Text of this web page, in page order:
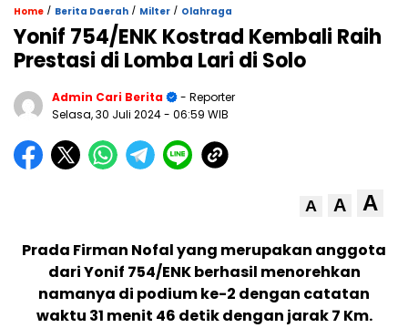
Home / Berita Daerah / Milter / Olahraga
Yonif 754/ENK Kostrad Kembali Raih
Prestasi di Lomba Lari di Solo
Admin Cari Berita
- Reporter
Selasa, 30 Juli 2024- 06:59 WIB
A A A
Prada Firman Nofal yang merupakan anggota
dari Yonif 754/ENK berhasil menorehkan
namanya di podium ke-2 dengan catatan
waktu 31 menit 46 detik dengan jarak 7 Km.